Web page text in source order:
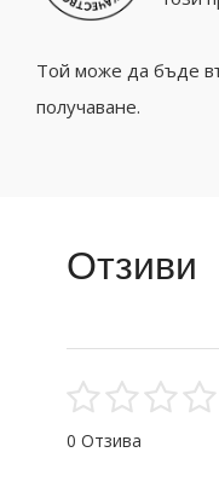
Той може да бъде
получаване.
Отзиви
0 Отзива